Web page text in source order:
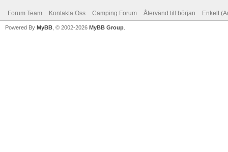
Forum Team Kontakta Oss Camping Forum Återvänd till början Enkelt
Powered By MyBB , © 2002-2026 MyBB Group